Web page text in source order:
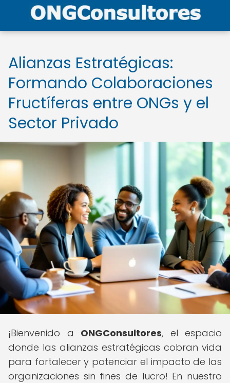
Alianzas Estratégicas:
Formando Colaboraciones
Fructíferas entre ONGs y el
Sector Privado
¡Bienvenido a ONGConsultores, el espacio
donde las alianzas estratégicas cobran vida
para fortalecer y potenciar el impacto de las
organizaciones sin fines de lucro! En nuestro